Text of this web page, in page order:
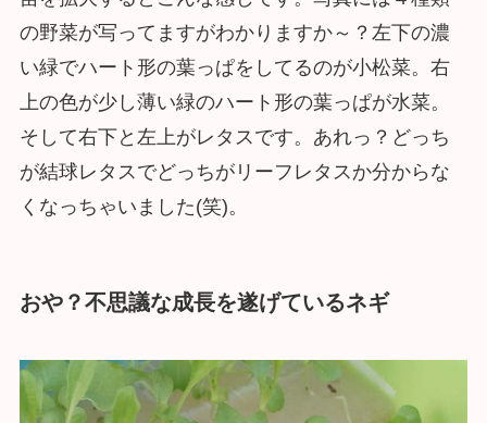
の野菜が写ってますがわかりますか～？左下の濃
い緑でハート形の葉っぱをしてるのが小松菜。右
上の色が少し薄い緑のハート形の葉っぱが水菜。
そして右下と左上がレタスです。あれっ？どっち
が結球レタスでどっちがリーフレタスか分からな
くなっちゃいました(笑)。
おや？不思議な成長を遂げているネギ